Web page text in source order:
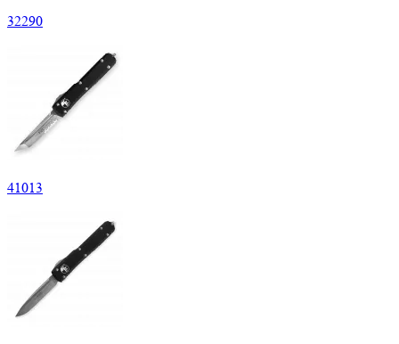
32290
41013